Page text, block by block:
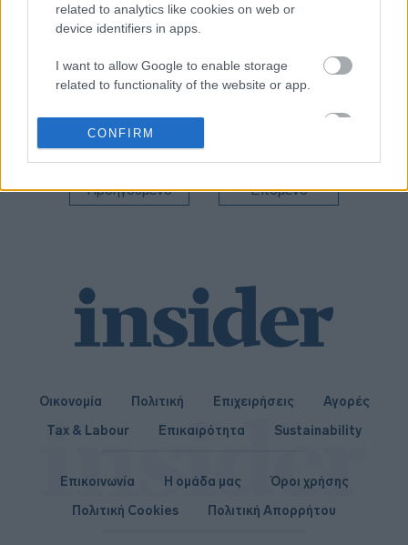
related to analytics like cookies on web or
device identifiers in apps.
I want to allow Google to enable storage
related to functionality of the website or app.
I want to allow Google to enable storage
related to personalization.
related to security, including authentication
CONFIRM
LG: Έσοδα-ρεκόρ στο
γ' τρίμηνο λόγω
οικιακών συσκευών,
Προηγούμενο Επόμενο
Οικονομία Πολιτική Επιχειρήσεις
Αγορές
Tax & Labour
Επικαιρότητα Sustainability
Επικοινωνία Η ομάδα μας
Όροι χρήσης
Πολιτική Cookies
Πολιτική Απορρήτου